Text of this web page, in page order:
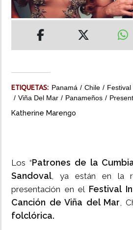
INSÓLITAS
MULTIMEDIA
ETIQUETAS: Panamá Chile Festival
Viña Del Mar
Panameños
Katherine Marengo
Los “Patrones de la
Sandoval, ya están en la
presentación en el Festival
Canción de Viña del Mar,
folclórica.